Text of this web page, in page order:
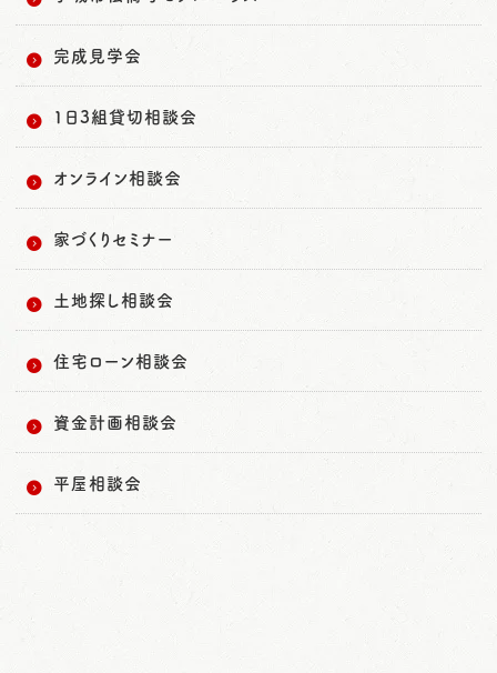
完成見学会
1日3組貸切相談会
オンライン相談会
家づくりセミナー
土地探し相談会
住宅ローン相談会
資金計画相談会
平屋相談会